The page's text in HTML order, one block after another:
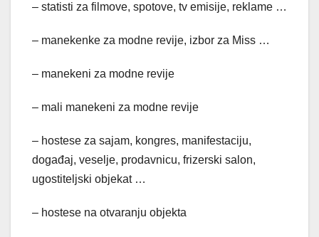
– statisti za filmove, spotove, tv emisije, reklame …
– manekenke za modne revije, izbor za Miss …
– manekeni za modne revije
– mali manekeni za modne revije
– hostese za sajam, kongres, manifestaciju,
događaj, veselje, prodavnicu, frizerski salon,
ugostiteljski objekat …
– hostese na otvaranju objekta